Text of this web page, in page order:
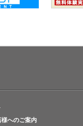
へのご案内